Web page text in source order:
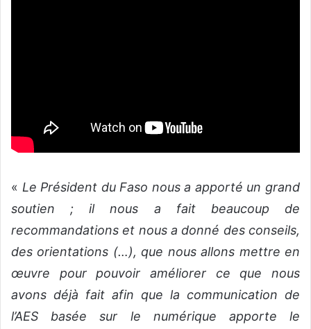
« Le Président du Faso nous a apporté un grand
soutien ; il nous a fait beaucoup de
recommandations et nous a donné des conseils,
des orientations (…), que nous allons mettre en
œuvre pour pouvoir améliorer ce que nous
avons déjà fait afin que la communication de
l’AES basée sur le numérique apporte le